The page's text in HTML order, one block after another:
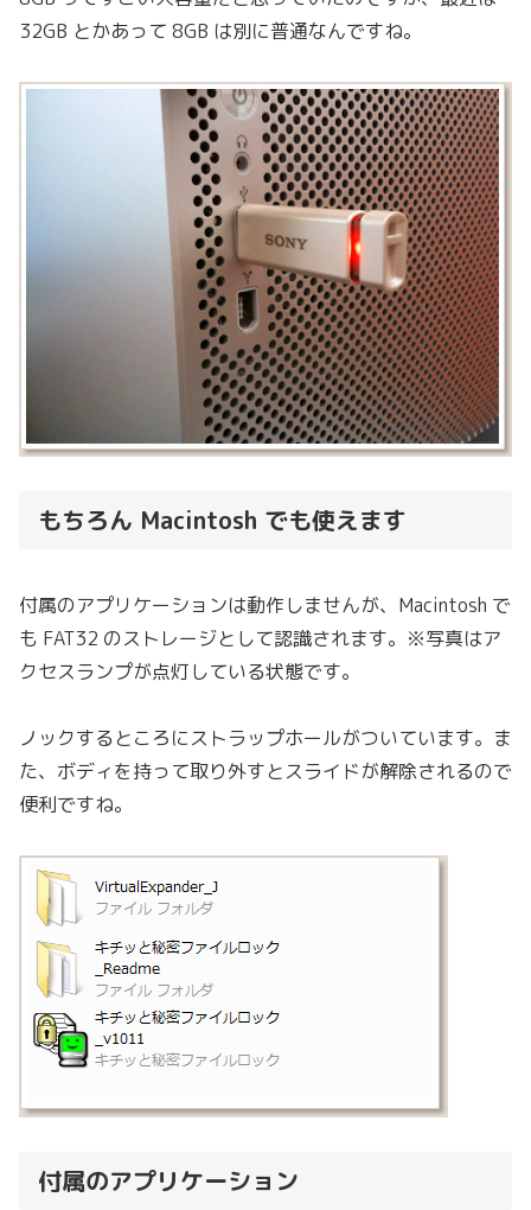
32GB とかあって 8GB は別に普通なんですね。
もちろん Macintosh でも使えます
付属のアプリケーションは動作しませんが、Macintosh で
も FAT32 のストレージとして認識されます。※写真はア
クセスランプが点灯している状態です。
ノックするところにストラップホールがついています。ま
た、ボディを持って取り外すとスライドが解除されるので
便利ですね。
付属のアプリケーション